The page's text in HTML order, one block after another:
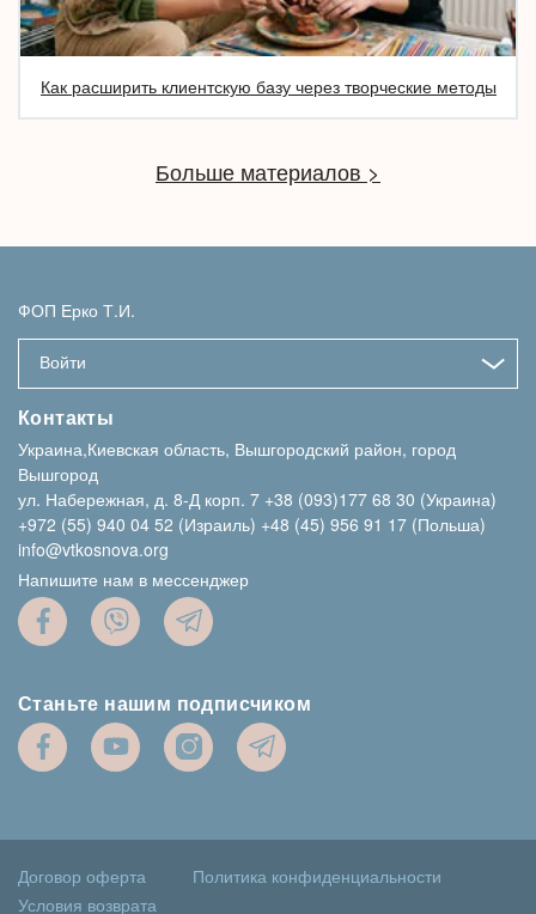
Как расширить клиентскую базу через творческие методы
Больше материалов >
ФОП Ерко Т.И.
Войти
Контакты
Украина,Киевская область, Вышгородский район, город
Вышгород
ул. Набережная, д. 8-Д корп. 7 +38 (093)177 68 30 (Украина)
+972 (55) 940 04 52 (Израиль) +48 (45) 956 91 17 (Польша)
info@vtkosnova.org
Напишите нам в мессенджер
Станьте нашим подписчиком
Договор оферта
Политика конфиденциальности
Условия возврата